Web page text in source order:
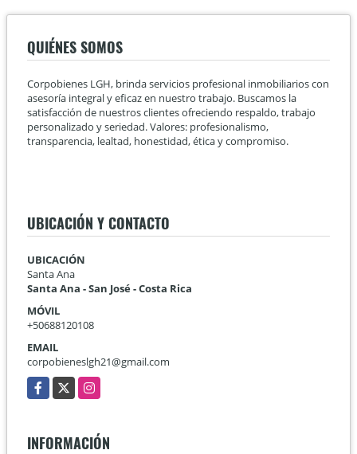
QUIÉNES SOMOS
Corpobienes LGH, brinda servicios profesional inmobiliarios con
asesoría integral y eficaz en nuestro trabajo. Buscamos la
satisfacción de nuestros clientes ofreciendo respaldo, trabajo
personalizado y seriedad. Valores: profesionalismo,
transparencia, lealtad, honestidad, ética y compromiso.
UBICACIÓN Y CONTACTO
UBICACIÓN
Santa Ana
Santa Ana - San José - Costa Rica
MÓVIL
+50688120108
EMAIL
corpobieneslgh21@gmail.com
Facebook
X Instagram
INFORMACIÓN